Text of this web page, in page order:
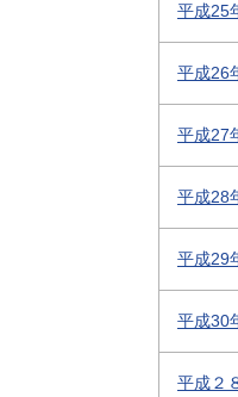
平成25
平成26
平成27
平成28
平成29
平成30
平成２